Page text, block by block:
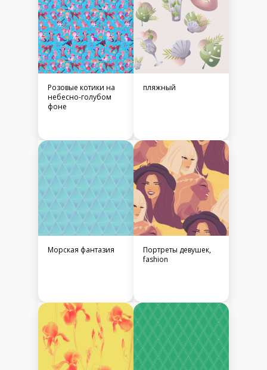
Розовые котики на
небесно-голубом
фоне
пляжный
Морская фантазия
Портреты девушек,
fashion